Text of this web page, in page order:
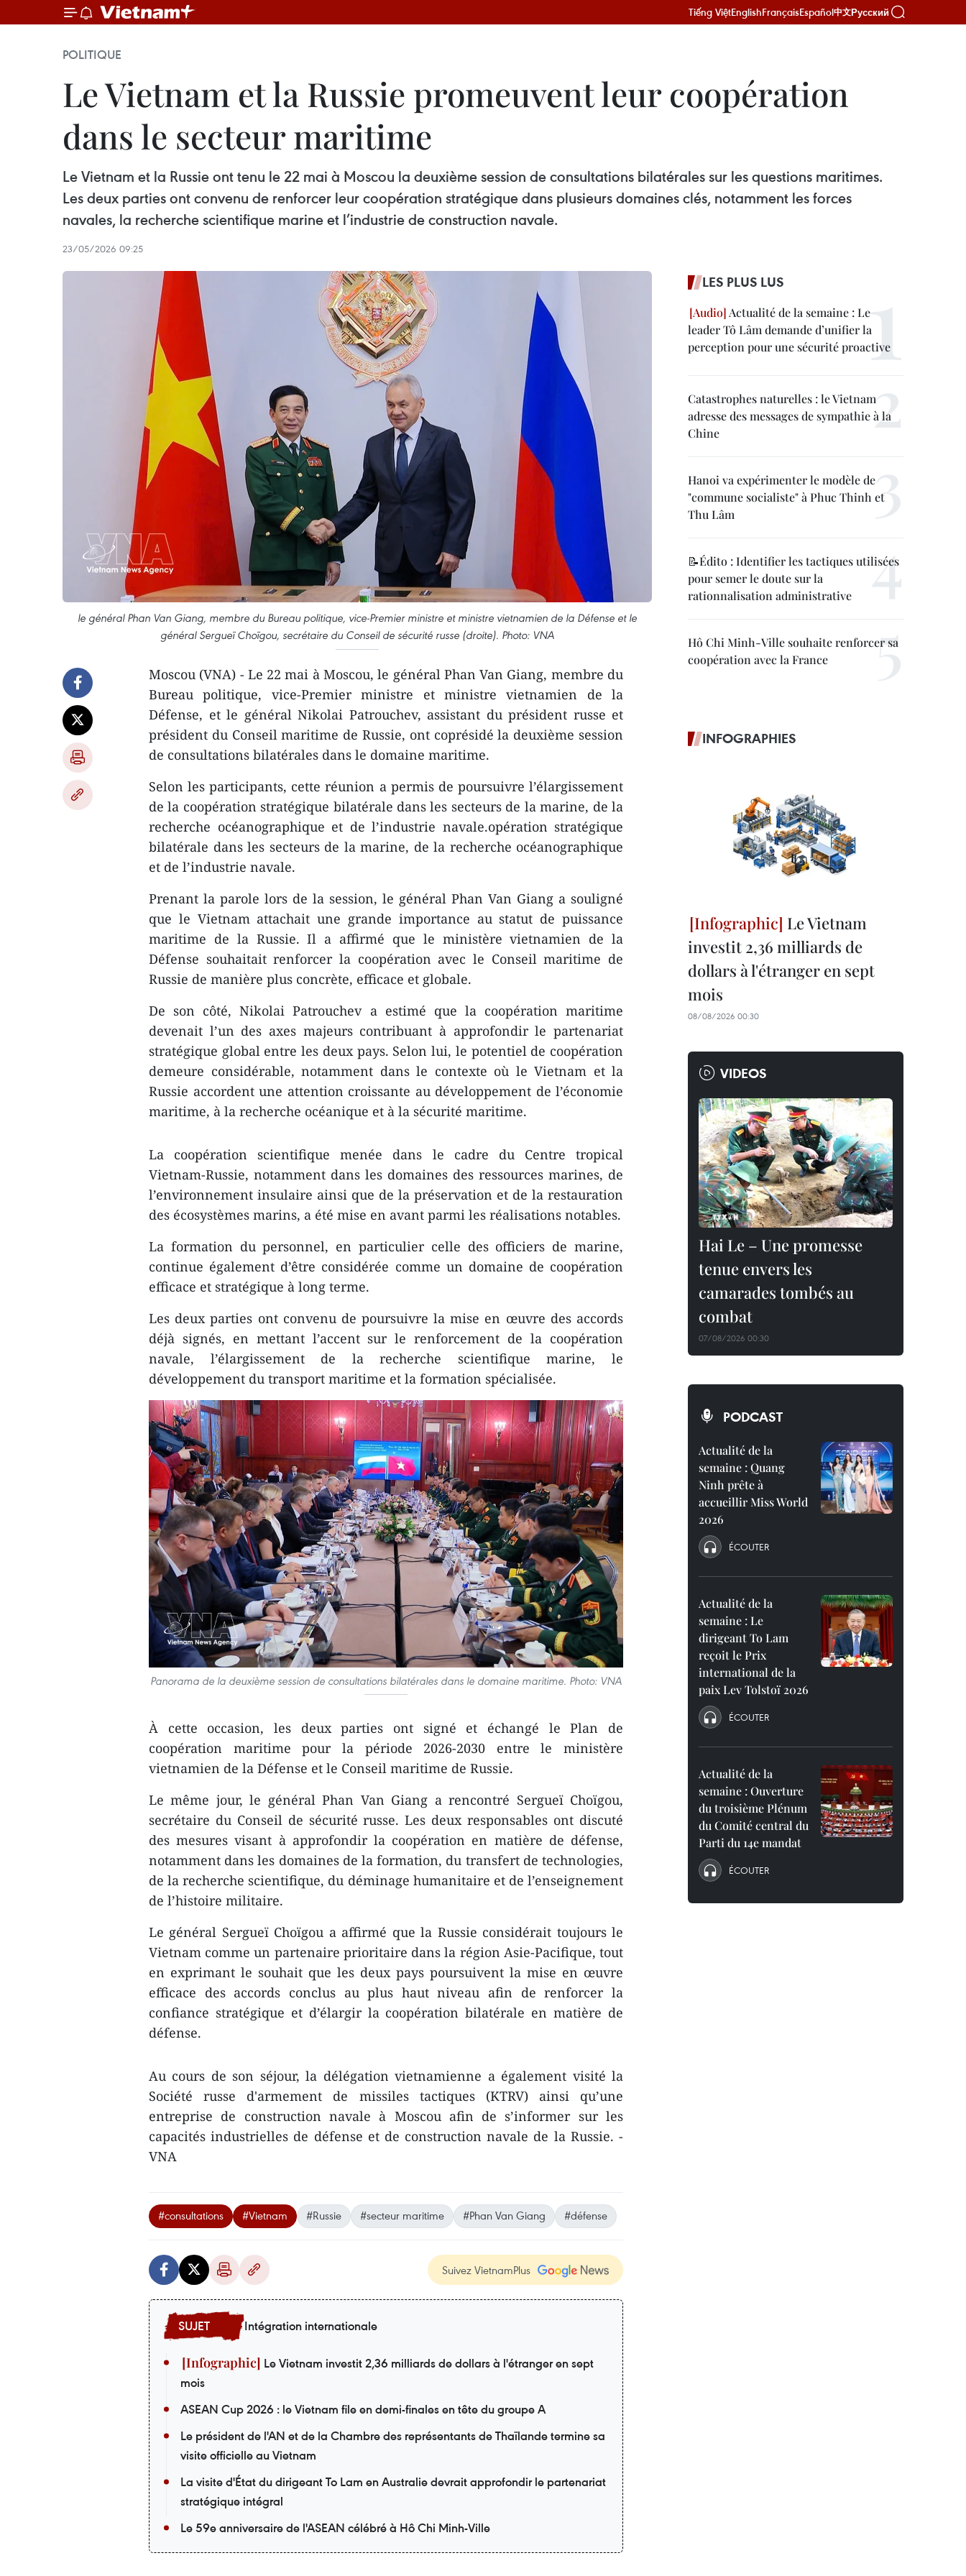
Tiếng ViệtEnglishFrançaisEspañol中文Русский
POLITIQUE
Le Vietnam et la Russie promeuvent leur coopération
dans le secteur maritime
Le Vietnam et la Russie ont tenu le 22 mai à Moscou la deuxième session de consultations bilatérales sur les questions maritimes.
Les deux parties ont convenu de renforcer leur coopération stratégique dans plusieurs domaines clés, notamment les forces
navales, la recherche scientifique marine et l’industrie de construction navale.
23/05/2026 09:25
le général Phan Van Giang, membre du Bureau politique, vice-Premier ministre et ministre vietnamien de la Défense et le
général Sergueï Choïgou, secrétaire du Conseil de sécurité russe (droite). Photo: VNA
Moscou (VNA) - Le 22 mai à Moscou, le général Phan Van Giang, membre du
Bureau politique, vice-Premier ministre et ministre vietnamien de la
Défense, et le général Nikolai Patrouchev, assistant du président russe et
président du Conseil maritime de Russie, ont coprésidé la deuxième session
de consultations bilatérales dans le domaine maritime.
Selon les participants, cette réunion a permis de poursuivre l’élargissement
de la coopération stratégique bilatérale dans les secteurs de la marine, de la
recherche océanographique et de l’industrie navale.opération stratégique
bilatérale dans les secteurs de la marine, de la recherche océanographique
et de l’industrie navale.
Prenant la parole lors de la session, le général Phan Van Giang a souligné
que le Vietnam attachait une grande importance au statut de puissance
maritime de la Russie. Il a affirmé que le ministère vietnamien de la
Défense souhaitait renforcer la coopération avec le Conseil maritime de
Russie de manière plus concrète, efficace et globale.
De son côté, Nikolai Patrouchev a estimé que la coopération maritime
devenait l’un des axes majeurs contribuant à approfondir le partenariat
stratégique global entre les deux pays. Selon lui, le potentiel de coopération
demeure considérable, notamment dans le contexte où le Vietnam et la
Russie accordent une attention croissante au développement de l’économie
maritime, à la recherche océanique et à la sécurité maritime.
La coopération scientifique menée dans le cadre du Centre tropical
Vietnam-Russie, notamment dans les domaines des ressources marines, de
l’environnement insulaire ainsi que de la préservation et de la restauration
des écosystèmes marins, a été mise en avant parmi les réalisations notables.
La formation du personnel, en particulier celle des officiers de marine,
continue également d’être considérée comme un domaine de coopération
efficace et stratégique à long terme.
Les deux parties ont convenu de poursuivre la mise en œuvre des accords
déjà signés, en mettant l’accent sur le renforcement de la coopération
navale, l’élargissement de la recherche scientifique marine, le
développement du transport maritime et la formation spécialisée.
Panorama de la deuxième session de consultations bilatérales dans le domaine maritime. Photo: VNA
À cette occasion, les deux parties ont signé et échangé le Plan de
coopération maritime pour la période 2026-2030 entre le ministère
vietnamien de la Défense et le Conseil maritime de Russie.
Le même jour, le général Phan Van Giang a rencontré Sergueï Choïgou,
secrétaire du Conseil de sécurité russe. Les deux responsables ont discuté
des mesures visant à approfondir la coopération en matière de défense,
notamment dans les domaines de la formation, du transfert de technologies,
de la recherche scientifique, du déminage humanitaire et de l’enseignement
de l’histoire militaire.
Le général Sergueï Choïgou a affirmé que la Russie considérait toujours le
Vietnam comme un partenaire prioritaire dans la région Asie-Pacifique, tout
en exprimant le souhait que les deux pays poursuivent la mise en œuvre
efficace des accords conclus au plus haut niveau afin de renforcer la
confiance stratégique et d’élargir la coopération bilatérale en matière de
défense.
Au cours de son séjour, la délégation vietnamienne a également visité la
Société russe d'armement de missiles tactiques (KTRV) ainsi qu’une
entreprise de construction navale à Moscou afin de s’informer sur les
capacités industrielles de défense et de construction navale de la Russie. -
VNA
#consultations #Vietnam #Russie #secteur maritime #Phan Van Giang #défense
Suivez VietnamPlus
Intégration internationale
Le Vietnam investit 2,36 milliards de dollars à l'étranger en sept
mois
ASEAN Cup 2026 : le Vietnam file en demi-finales en tête du groupe A
Le président de l'AN et de la Chambre des représentants de Thaïlande termine sa
visite officielle au Vietnam
La visite d'État du dirigeant To Lam en Australie devrait approfondir le partenariat
stratégique intégral
Le 59e anniversaire de l'ASEAN célébré à Hô Chi Minh-Ville
LES PLUS LUS
Actualité de la semaine : Le
leader Tô Lâm demande d’unifier la
perception pour une sécurité proactive
Catastrophes naturelles : le Vietnam
adresse des messages de sympathie à la
Chine
Hanoi va expérimenter le modèle de
"commune socialiste" à Phuc Thinh et
Thu Lâm
📝Édito : Identifier les tactiques utilisées
pour semer le doute sur la
rationnalisation administrative
Hô Chi Minh-Ville souhaite renforcer sa
coopération avec la France
INFOGRAPHIES
Le Vietnam
investit 2,36 milliards de
dollars à l'étranger en sept
mois
08/08/2026 00:30
VIDEOS
Hai Le – Une promesse
tenue envers les
camarades tombés au
combat
07/08/2026 00:30
PODCAST
Actualité de la
semaine : Quang
Ninh prête à
accueillir Miss World
2026
ÉCOUTER
Actualité de la
semaine : Le
dirigeant To Lam
reçoit le Prix
international de la
paix Lev Tolstoï 2026
ÉCOUTER
Actualité de la
semaine : Ouverture
du troisième Plénum
du Comité central du
Parti du 14e mandat
ÉCOUTER